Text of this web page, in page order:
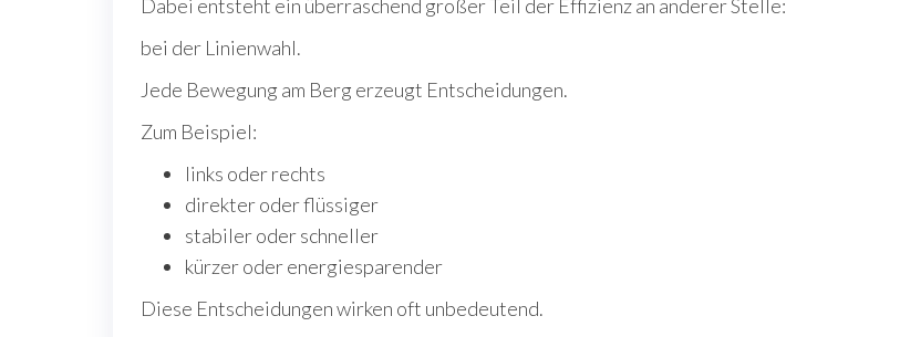
Dabei entsteht ein überraschend großer Teil der Effizienz an anderer Stelle:
bei der Linienwahl.
Jede Bewegung am Berg erzeugt Entscheidungen.
Zum Beispiel:
links oder rechts
direkter oder flüssiger
stabiler oder schneller
kürzer oder energiesparender
Diese Entscheidungen wirken oft unbedeutend.